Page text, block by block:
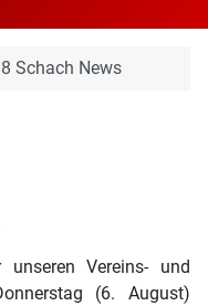
Schach News
Vereins- und
(6. August)